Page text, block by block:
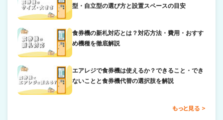
型・自立型の選び方と設置スペースの目安
食券機の新札対応とは？対応方法・費用・おすす
め機種を徹底解説
エアレジで食券機は使えるか？できること・でき
ないことと食券機代替の選択肢を解説
もっと見る